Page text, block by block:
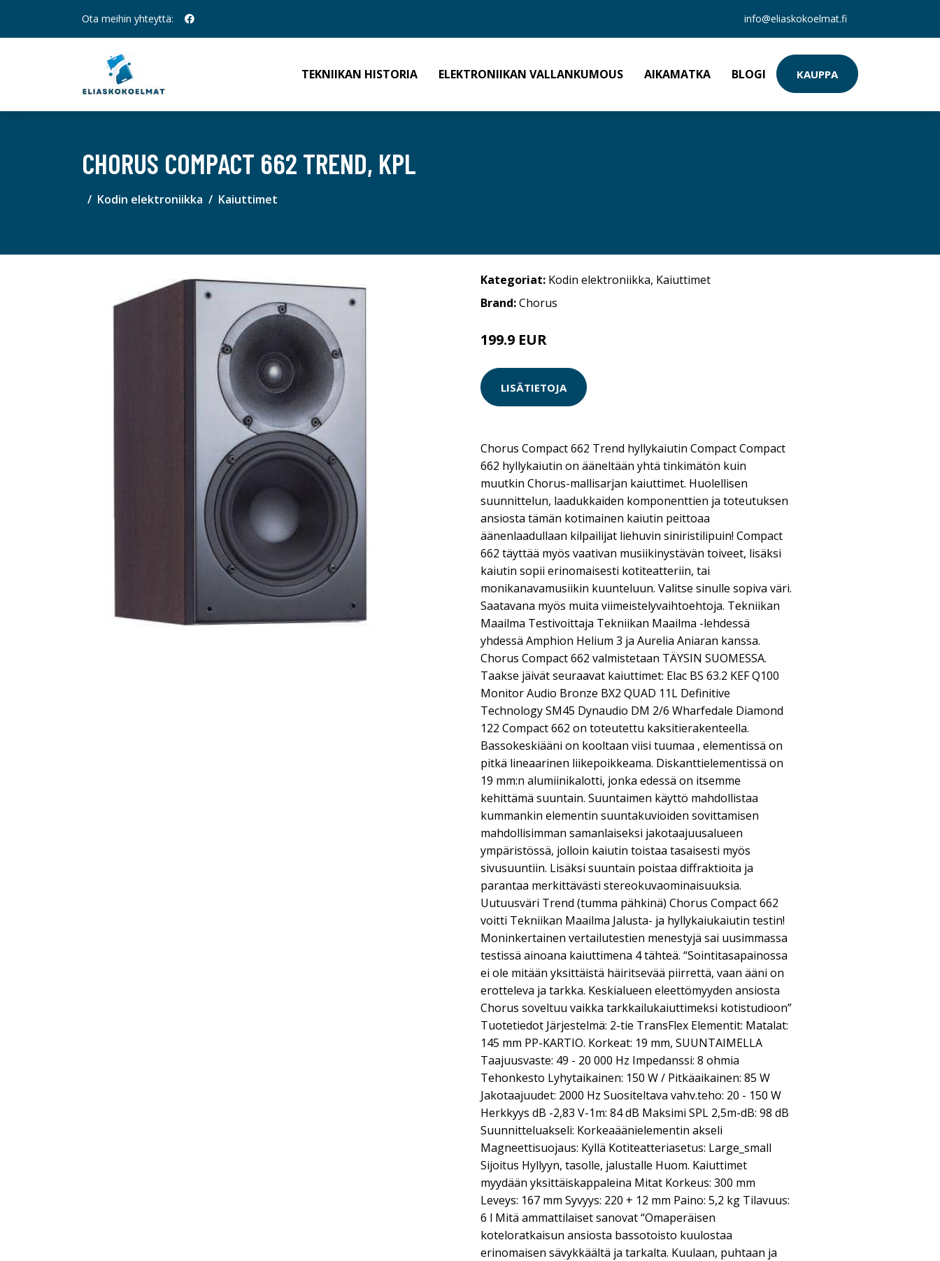
Ota meihin yhteyttä: info@eliaskokoelmat.fi
TEKNIIKAN HISTORIA ELEKTRONIIKAN VALLANKUMOUS AIKAMATKA BLOGI KAUPPA
CHORUS COMPACT 662 TREND, KPL
Kodin elektroniikka Kaiuttimet
Kategoriat: Kodin elektroniikka, Kaiuttimet
Brand:Chorus
199.9 EUR
LISÄTIETOJA
Chorus Compact 662 Trend hyllykaiutin Compact Compact
662 hyllykaiutin on ääneltään yhtä tinkimätön kuin
muutkin Chorus-mallisarjan kaiuttimet. Huolellisen
suunnittelun, laadukkaiden komponenttien ja toteutuksen
ansiosta tämän kotimainen kaiutin peittoaa
äänenlaadullaan kilpailijat liehuvin siniristilipuin! Compact
662 täyttää myös vaativan musiikinystävän toiveet, lisäksi
kaiutin sopii erinomaisesti kotiteatteriin, tai
monikanavamusiikin kuunteluun. Valitse sinulle sopiva väri.
Saatavana myös muita viimeistelyvaihtoehtoja. Tekniikan
Maailma Testivoittaja Tekniikan Maailma -lehdessä
yhdessä Amphion Helium 3 ja Aurelia Aniaran kanssa.
Chorus Compact 662 valmistetaan TÄYSIN SUOMESSA.
Taakse jäivät seuraavat kaiuttimet: Elac BS 63.2 KEF Q100
Monitor Audio Bronze BX2 QUAD 11L Definitive
Technology SM45 Dynaudio DM 2/6 Wharfedale Diamond
122 Compact 662 on toteutettu kaksitierakenteella.
Bassokeskiääni on kooltaan viisi tuumaa , elementissä on
pitkä lineaarinen liikepoikkeama. Diskanttielementissä on
19 mm:n alumiinikalotti, jonka edessä on itsemme
kehittämä suuntain. Suuntaimen käyttö mahdollistaa
kummankin elementin suuntakuvioiden sovittamisen
mahdollisimman samanlaiseksi jakotaajuusalueen
ympäristössä, jolloin kaiutin toistaa tasaisesti myös
sivusuuntiin. Lisäksi suuntain poistaa diffraktioita ja
parantaa merkittävästi stereokuvaominaisuuksia.
Uutuusväri Trend (tumma pähkinä) Chorus Compact 662
voitti Tekniikan Maailma Jalusta- ja hyllykaiukaiutin testin!
Moninkertainen vertailutestien menestyjä sai uusimmassa
testissä ainoana kaiuttimena 4 tähteä. “Sointitasapainossa
ei ole mitään yksittäistä häiritsevää piirrettä, vaan ääni on
erotteleva ja tarkka. Keskialueen eleettömyyden ansiosta
Chorus soveltuu vaikka tarkkailukaiuttimeksi kotistudioon”
Tuotetiedot Järjestelmä: 2-tie TransFlex Elementit: Matalat:
145 mm PP-KARTIO. Korkeat: 19 mm, SUUNTAIMELLA
Taajuusvaste: 49 - 20 000 Hz Impedanssi: 8 ohmia
Tehonkesto Lyhytaikainen: 150 W / Pitkäaikainen: 85 W
Jakotaajuudet: 2000 Hz Suositeltava vahv.teho: 20 - 150 W
Herkkyys dB -2,83 V-1m: 84 dB Maksimi SPL 2,5m-dB: 98 dB
Suunnitteluakseli: Korkeaäänielementin akseli
Magneettisuojaus: Kyllä Kotiteatteriasetus: Large_small
Sijoitus Hyllyyn, tasolle, jalustalle Huom. Kaiuttimet
myydään yksittäiskappaleina Mitat Korkeus: 300 mm
Leveys: 167 mm Syvyys: 220 + 12 mm Paino: 5,2 kg Tilavuus:
6 l Mitä ammattilaiset sanovat “Omaperäisen
koteloratkaisun ansiosta bassotoisto kuulostaa
erinomaisen sävykkäältä ja tarkalta. Kuulaan, puhtaan ja